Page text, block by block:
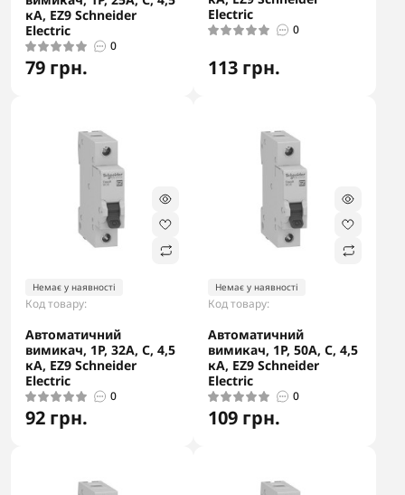
кА, EZ9 Schneider
Electric
0
79 грн.
Electric
0
113 грн.
Немає у наявності
Код товару:
Автоматичний
вимикач, 1Р, 32А, С, 4,5
кА, EZ9 Schneider
Electric
0
92 грн.
Немає у наявності
Код товару:
Автоматичний
вимикач, 1Р, 50А, С, 4,5
кА, EZ9 Schneider
Electric
0
109 грн.